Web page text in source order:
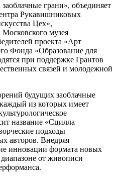
грани», объединяет
Рукавишниковых
Цех»,
музея
проекта «Арт
Фонда «Образование для
при поддержке Грантов
связей и молодежной
будущих заоблачные
каждый из которых имеет
название «Сцилла
подходы
авторов. Внедряя
инновации формата новых
от живописи